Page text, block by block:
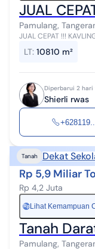
JUAL
Pamulang,
JUAL CEPAT !!! KAVLING DI
SHIERLI RAY WHITE
LT: 10810 m²
Diperbarui 2 hari
Shierli rwas
+628119...
Tanah Dekat
Rp 5,9 Miliar
Rp 4,2 Juta
Rp Lihat Kemampuan
Tanah
Pamulang,